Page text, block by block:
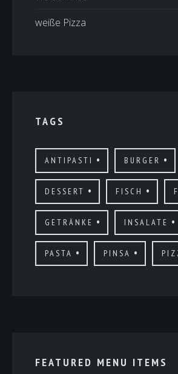
weiße Pizza
TAGS
ANTIPASTI BURGER
DESSERT FISCH
GETRÄNKE INSALATE
PASTA PINSA
FEATURED MENU ITEMS